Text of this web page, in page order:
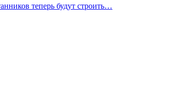
теперь будут строить…